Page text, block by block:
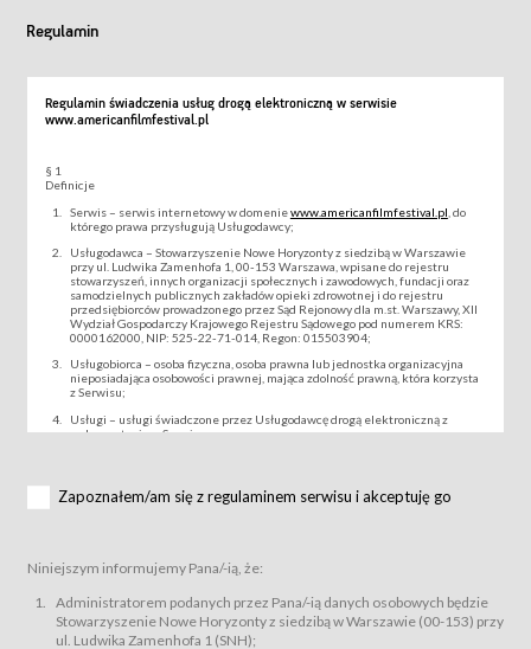
Regulamin
Regulamin świadczenia usług drogą elektroniczną w serwisie
www.americanfilmfestival.pl
§ 1
Definicje
Serwis – serwis internetowy w domeniewww.americanfilmfestival.pl , do
którego prawa przysługują Usługodawcy;
Usługodawca – Stowarzyszenie Nowe Horyzonty z siedzibą w Warszawie
przy ul. Ludwika Zamenhofa 1, 00-153 Warszawa, wpisane do rejestru
stowarzyszeń, innych organizacji społecznych i zawodowych, fundacji oraz
samodzielnych publicznych zakładów opieki zdrowotnej i do rejestru
przedsiębiorców prowadzonego przez Sąd Rejonowy dla m.st. Warszawy, XII
Wydział Gospodarczy Krajowego Rejestru Sądowego pod numerem KRS:
0000162000, NIP: 525-22-71-014, Regon: 015503904;
Usługobiorca – osoba fizyczna, osoba prawna lub jednostka organizacyjna
nieposiadająca osobowości prawnej, mająca zdolność prawną, która korzysta
z Serwisu;
Usługi – usługi świadczone przez Usługodawcę drogą elektroniczną z
wykorzystaniem Serwisu;
za pośrednictwem Serwisu;
podmiotom z branży mediów i filmowej (Akredytacje);
Bilety – wybrane dokumenty potwierdzające zawarcie umowy z
Usługodawcą i uprawniające do wzięcia udziału w Wydarzeniu,
przewidziane przez Usługodawcę dla danego Wydarzenia, tj. uprawniające
do uczestnictwa w wielu albo w pojedynczych seansach filmowych,
Zapoznałem/am się z regulaminem serwisu i akceptuję go
Niniejszym informujemy Pana/-ią, że:
Administratorem podanych przez Pana/-ią danych osobowych będzie
Stowarzyszenie Nowe Horyzonty z siedzibą w Warszawie (00-153) przy
ul. Ludwika Zamenhofa 1 (SNH);